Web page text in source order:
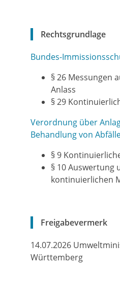
Rechtsgrundlage
Bundes-
§ 26 Messungen
Anlass
§ 29
Verordnung über
Behandlung von
§ 9
§ 10 Auswertung
kontinuierlichen
Freigabevermerk
14.07.2026
Württemberg